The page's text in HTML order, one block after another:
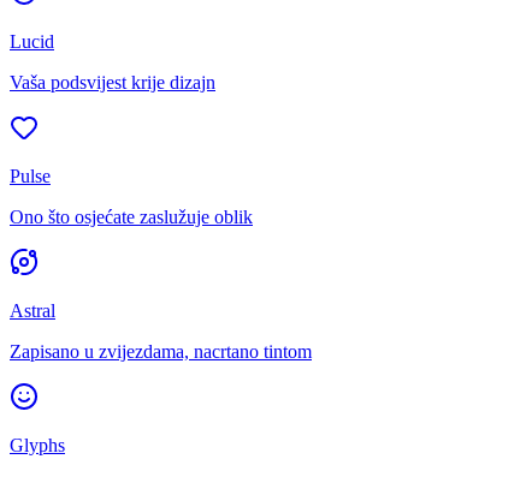
Lucid
Vaša podsvijest krije dizajn
Pulse
Ono što osjećate zaslužuje oblik
Astral
Zapisano u zvijezdama, nacrtano tintom
Glyphs